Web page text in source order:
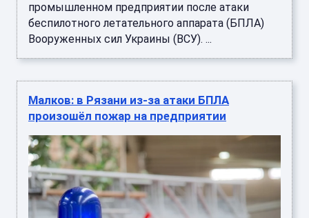
промышленном предприятии после атаки
беспилотного летательного аппарата (БПЛА)
Вооруженных сил Украины (ВСУ). ...
Малков: в Рязани из-за атаки БПЛА
произошёл пожар на предприятии